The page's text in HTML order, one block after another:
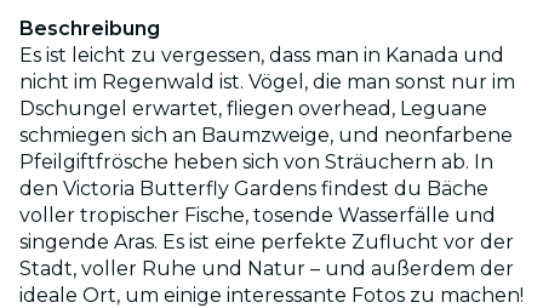
Beschreibung
Es ist leicht zu vergessen, dass man in Kanada und
nicht im Regenwald ist. Vögel, die man sonst nur im
Dschungel erwartet, fliegen overhead, Leguane
schmiegen sich an Baumzweige, und neonfarbene
Pfeilgiftfrösche heben sich von Sträuchern ab. In
den Victoria Butterfly Gardens findest du Bäche
voller tropischer Fische, tosende Wasserfälle und
singende Aras. Es ist eine perfekte Zuflucht vor der
Stadt, voller Ruhe und Natur – und außerdem der
ideale Ort, um einige interessante Fotos zu machen!